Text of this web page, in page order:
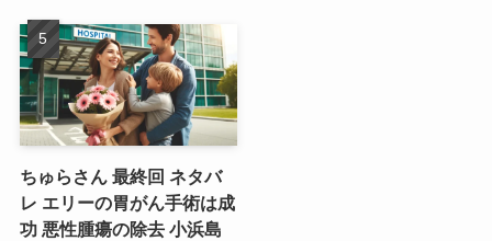
ちゅらさん 最終回 ネタバ
レ エリーの胃がん手術は成
功 悪性腫瘍の除去 小浜島